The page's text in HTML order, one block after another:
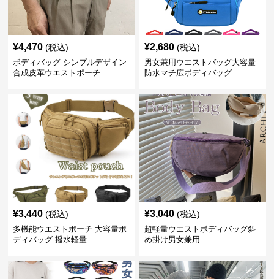
¥4,470 (税込)
ボディバッグ シンプルデザイン
合成皮革ウエストポーチ
¥2,680 (税込)
男女兼用ウエストバッグ大容量
防水マチ広ボディバッグ
¥3,440 (税込)
多機能ウエストポーチ 大容量ボ
ディバッグ 撥水軽量
¥3,040 (税込)
超軽量ウエストボディバッグ斜
め掛け男女兼用